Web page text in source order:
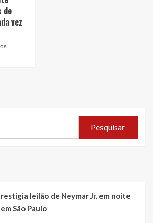
de
vez
Pesquisar
leilão de Neymar Jr. em noite
São Paulo